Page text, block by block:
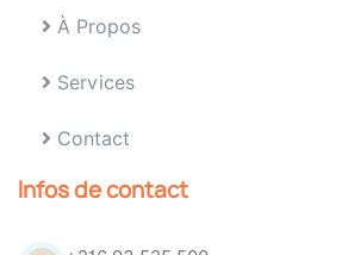
À Propos
Services
Contact
Infos de contact